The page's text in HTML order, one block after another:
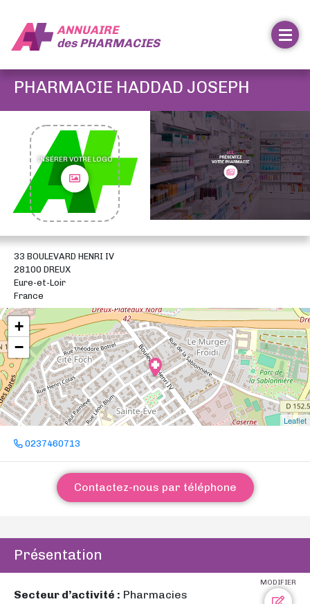
ANNUAIRE
desPHARMACIES
PHARMACIE HADDAD JOSEPH
INSÉRER VOTRE LOGO
33 BOULEVARD HENRI IV
28100 DREUX
Eure-et-Loir
France
+
−
Leaflet
0237460713
Contactez-nous par téléphone
Présentation
MODIFIER
Secteur d’activité : Pharmacies